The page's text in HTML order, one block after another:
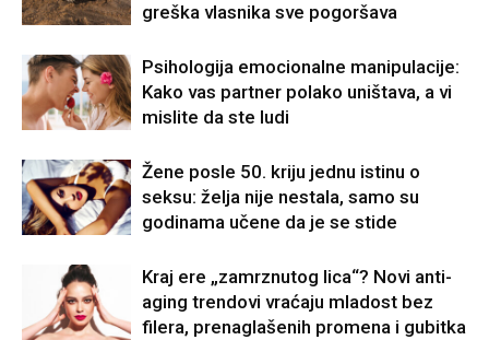
greška vlasnika sve pogoršava
Psihologija emocionalne manipulacije:
Kako vas partner polako uništava, a vi
mislite da ste ludi
Žene posle 50. kriju jednu istinu o
seksu: želja nije nestala, samo su
godinama učene da je se stide
Kraj ere „zamrznutog lica“? Novi anti-
aging trendovi vraćaju mladost bez
filera, prenaglašenih promena i gubitka